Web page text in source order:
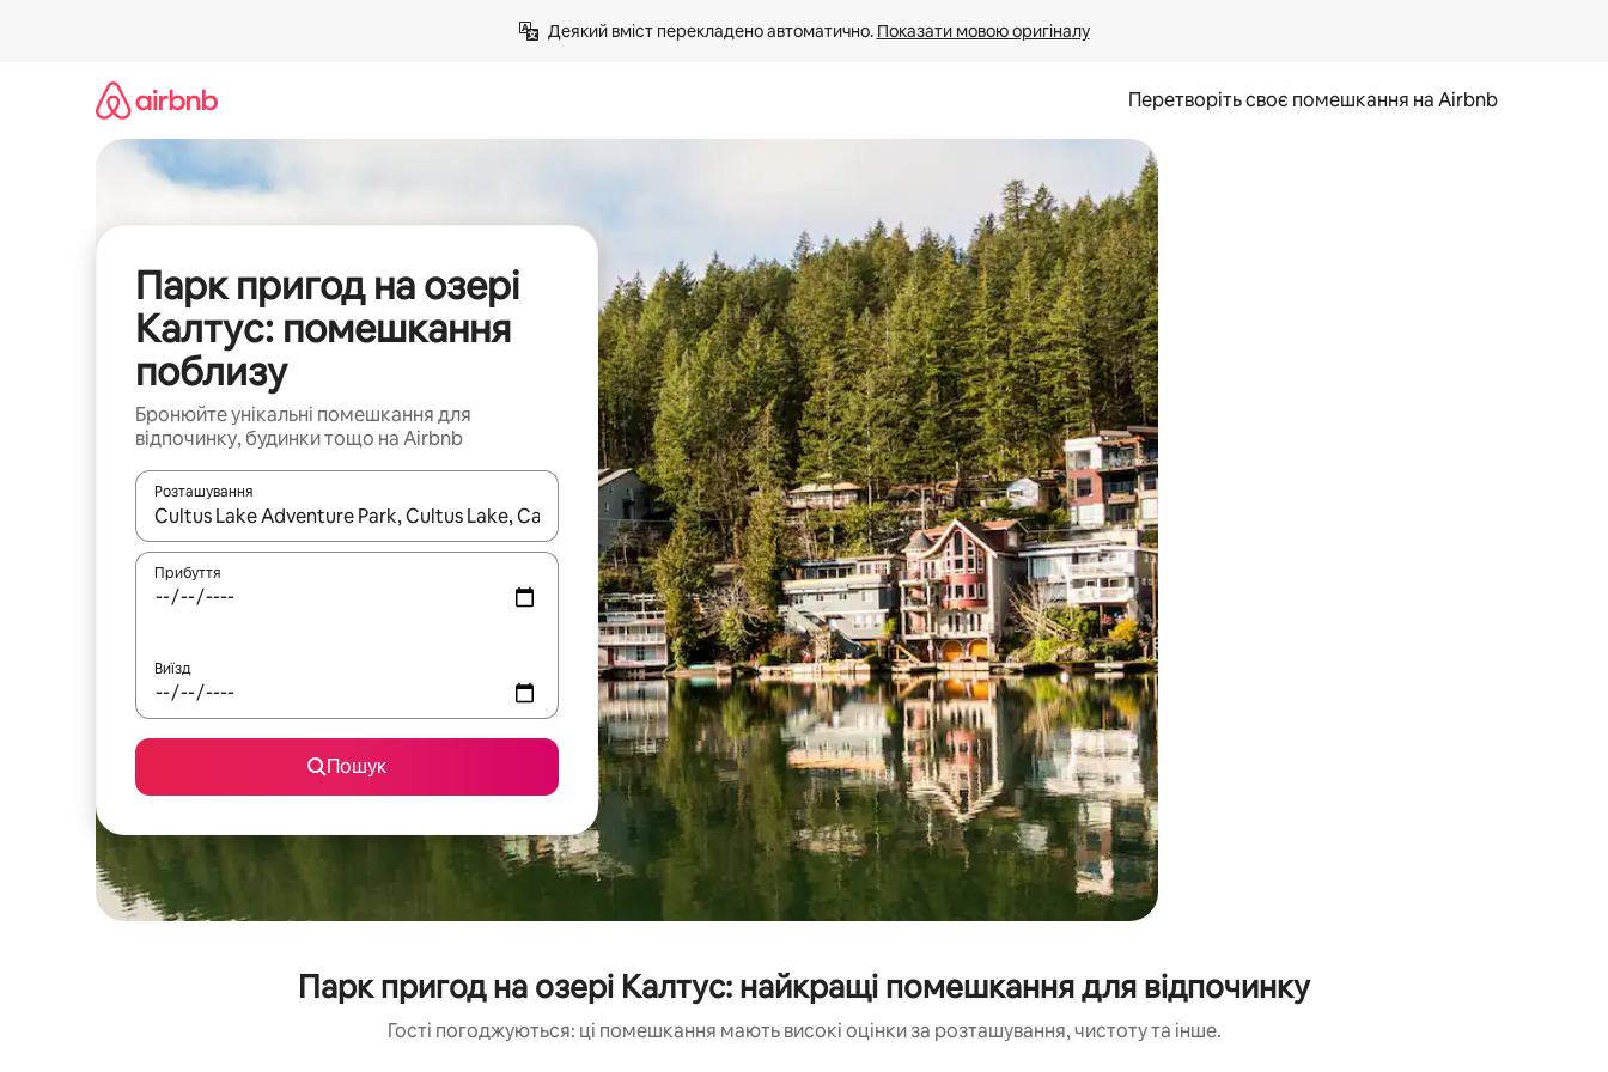
Деякий вміст перекладено автоматично. Показати мовою оригіналу
Перетворіть своє помешкання на Airbnb
Парк пригод на озері
Калтус: помешкання
поблизу
Бронюйте унікальні помешкання для
відпочинку, будинки тощо на Airbnb
Розташування
Отримавши результати пошуку, використовуйте для навігації сторінкою клавіші зі стрілками вгору та вниз або жести дотику та гортання.
Прибуття
Виїзд
Пошук
Парк пригод на озері Калтус: найкращі помешкання для відпочинку
Гості погоджуються: ці помешкання мають високі оцінки за розташування, чистоту та інше.